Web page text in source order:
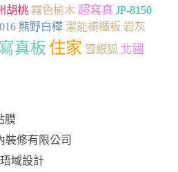
胡桃 霧色榆木 超寫真 JP-8150
熊野白樺 潔能櫥櫃板 岩灰
真板 住家 雪銀狐 北國
膜
裝修有限公司
域設計